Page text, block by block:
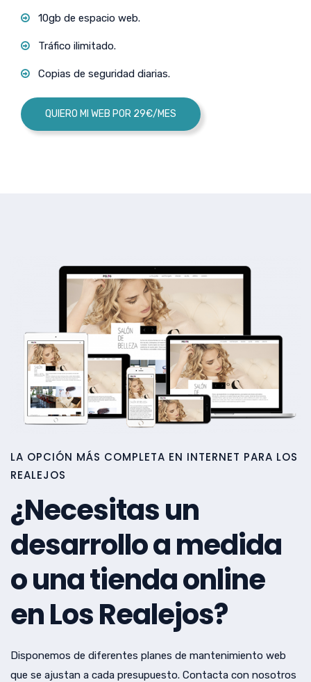
10gb de espacio web.
Tráfico ilimitado.
Copias de seguridad diarias.
QUIERO MI WEB POR 29€/MES
LA OPCIÓN MÁS COMPLETA EN INTERNET PARA LOS
REALEJOS
¿Necesitas un
desarrollo a medida
o una tienda online
en Los Realejos?
Disponemos de diferentes planes de mantenimiento web
que se ajustan a cada presupuesto. Contacta con nosotros